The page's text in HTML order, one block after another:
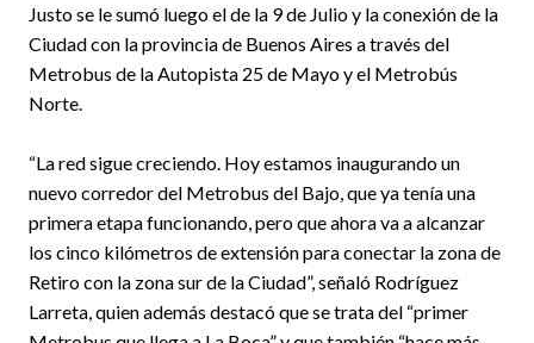
Justo se le sumó luego el de la 9 de Julio y la conexión de la
Ciudad con la provincia de Buenos Aires a través del
Metrobus de la Autopista 25 de Mayo y el Metrobús
Norte.
“La red sigue creciendo. Hoy estamos inaugurando un
nuevo corredor del Metrobus del Bajo, que ya tenía una
primera etapa funcionando, pero que ahora va a alcanzar
los cinco kilómetros de extensión para conectar la zona de
Retiro con la zona sur de la Ciudad”, señaló Rodríguez
Larreta, quien además destacó que se trata del “primer